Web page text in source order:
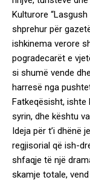
Kulturore
shprehur për
ishkinema verore
pogradecarët e
si shumë vende
harresë nga
Fatkeqësisht, ishte
syrin, dhe kështu
Ideja për t’i dhënë
regjisorial që ish-
shfaqje të një
skamje totale,